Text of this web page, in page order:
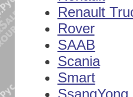
Renault
Rover
SAAB
Scania
Smart
SsangYong